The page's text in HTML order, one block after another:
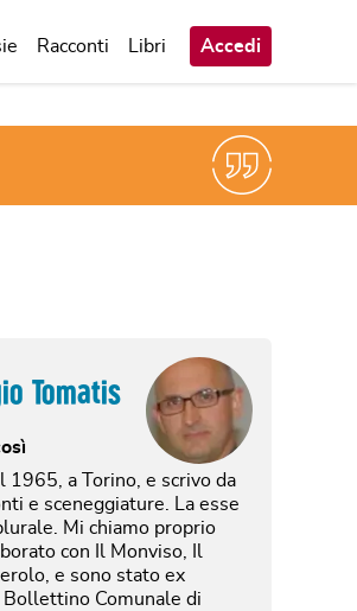
Racconti Libri Accedi
Tomatis
1965, a Torino, e scrivo da
e sceneggiature. La esse
Mi chiamo proprio
con Il Monviso, Il
e sono stato ex
Comunale di